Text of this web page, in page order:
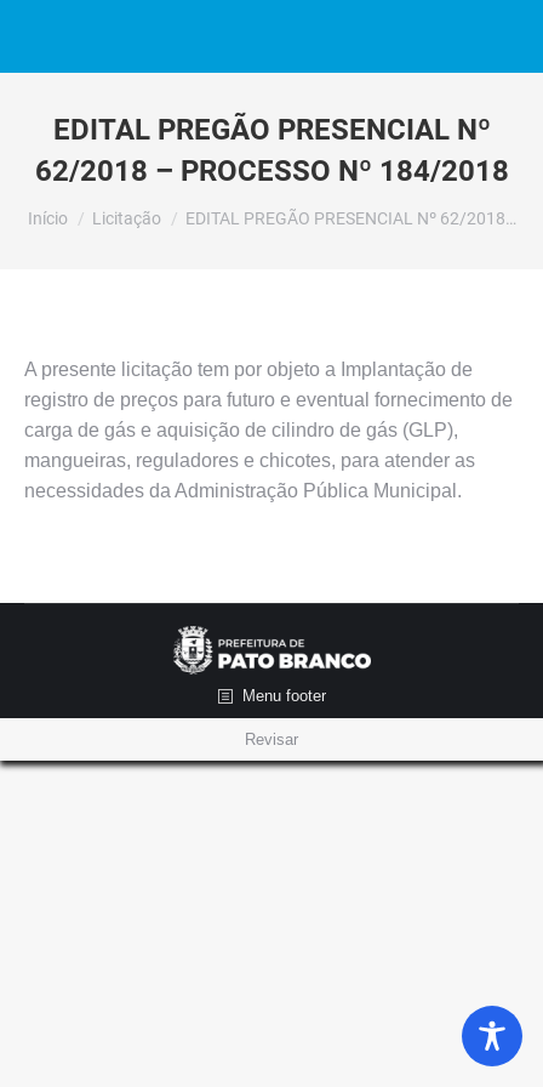
EDITAL PREGÃO PRESENCIAL Nº
62/2018 – PROCESSO Nº 184/2018
Você está aqui:
Início Licitação EDITAL PREGÃO PRESENCIAL Nº 62/2018…
A presente licitação tem por objeto a Implantação de
registro de preços para futuro e eventual fornecimento de
carga de gás e aquisição de cilindro de gás (GLP),
mangueiras, reguladores e chicotes, para atender as
necessidades da Administração Pública Municipal.
Menu footer
Revisar